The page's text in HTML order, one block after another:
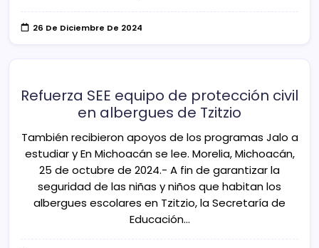
26 De Diciembre De 2024
Refuerza SEE equipo de protección civil
en albergues de Tzitzio
También recibieron apoyos de los programas Jalo a
estudiar y En Michoacán se lee. Morelia, Michoacán,
25 de octubre de 2024.- A fin de garantizar la
seguridad de las niñas y niños que habitan los
albergues escolares en Tzitzio, la Secretaría de
Educación…